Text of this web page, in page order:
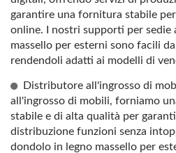
garantire una fornitura stabile
online. I nostri supporti per sedie
massello per esterni sono facili
rendendoli adatti ai modelli di
Distributore all'ingrosso di
all'ingrosso di mobili, forniamo
stabile e di alta qualità per
distribuzione funzioni senza
dondolo in legno massello per